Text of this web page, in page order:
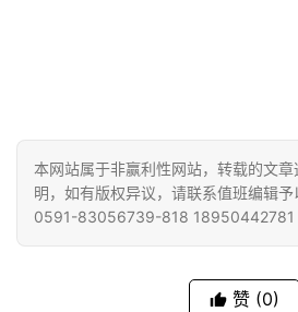
本网站属于非赢利性网站，转载的文
明，如有版权异议，请联系值班编辑予
0591-83056739-818 18950442781
赞 (0)